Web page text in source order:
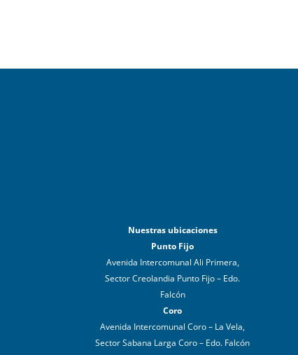
Nuestras ubicaciones
Punto Fijo
Avenida Intercomunal Ali Primera,
Sector Creolandia Punto Fijo – Edo.
Falcón
Coro
Avenida Intercomunal Coro – La Vela,
Sector Sabana Larga Coro – Edo. Falcón